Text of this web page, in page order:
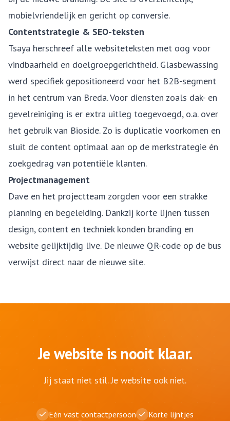
mobielvriendelijk en gericht op conversie.
Contentstrategie & SEO-teksten
Tsaya herschreef alle websiteteksten met oog voor
vindbaarheid en doelgroepgerichtheid. Glasbewassing
werd specifiek gepositioneerd voor het B2B-segment
in het centrum van Breda. Voor diensten zoals dak- en
gevelreiniging is er extra uitleg toegevoegd, o.a. over
het gebruik van Bioside. Zo is duplicatie voorkomen en
sluit de content optimaal aan op de merkstrategie én
zoekgedrag van potentiële klanten.
Projectmanagement
Dave en het projectteam zorgden voor een strakke
planning en begeleiding. Dankzij korte lijnen tussen
design, content en techniek konden branding en
website gelijktijdig live. De nieuwe QR-code op de bus
verwijst direct naar de nieuwe site.
Je website is nooit klaar.
Jij staat niet stil. Je website ook niet.
Eén vast contactpersoon
Korte lijntjes